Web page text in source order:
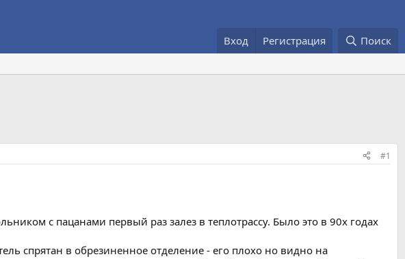
Вход Регистрация Поиск
#1
с пацанами первый раз залез в теплотрассу. Было это в 90х годах
спрятан в обрезиненное отделение - его плохо но видно на